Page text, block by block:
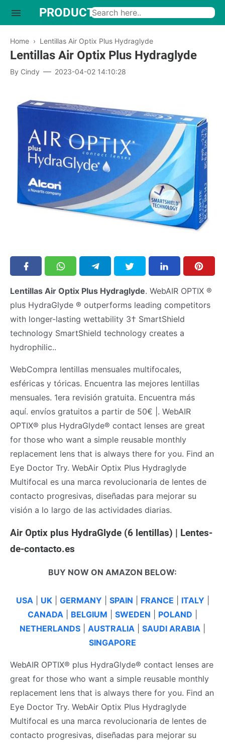
Home › Lentillas Air Optix Plus Hydraglyde
Lentillas Air Optix Plus Hydraglyde
By Cindy 2023-04-02 14:10:28
Lentillas Air Optix Plus Hydraglyde. WebAIR OPTIX ®
plus HydraGlyde ® outperforms leading competitors
with longer-lasting wettability 3† SmartShield
technology SmartShield technology creates a
hydrophilic..
WebCompra lentillas mensuales multifocales,
esféricas y tóricas. Encuentra las mejores lentillas
mensuales. 1era revisión gratuita. Encuentra más
aquí. envíos gratuitos a partir de 50€ |. WebAIR
OPTIX® plus HydraGlyde® contact lenses are great
for those who want a simple reusable monthly
replacement lens that is always there for you. Find an
Eye Doctor Try. WebAir Optix Plus Hydraglyde
Multifocal es una marca revolucionaria de lentes de
contacto progresivas, diseñadas para mejorar su
visión a lo largo de las actividades diarias.
Air Optix plus HydraGlyde (6 lentillas) | Lentes-
de-contacto.es
BUY NOW ON AMAZON BELOW:
USA| UK| GERMANY SPAIN FRANCE ITALY
CANADA
BELGIUM SWEDEN POLAND
NETHERLANDS
AUSTRALIA SAUDI ARABIA
SINGAPORE
WebAIR OPTIX® plus HydraGlyde® contact lenses are
great for those who want a simple reusable monthly
replacement lens that is always there for you. Find an
Eye Doctor Try. WebAir Optix Plus Hydraglyde
Multifocal es una marca revolucionaria de lentes de
contacto progresivas, diseñadas para mejorar su